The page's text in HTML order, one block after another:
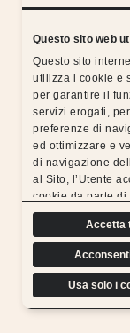
Questo sito web
Questo sito
utilizza i cookie e
per garantire il
servizi erogati,
preferenze di
ed ottimizzare e
di navigazione
al Sito, l’Utente
cookie da parte di
conformità a
Accetta
Usa solo i
Silent
All Dorsal
resistant,
offer